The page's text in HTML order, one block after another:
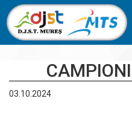
03.10.2024